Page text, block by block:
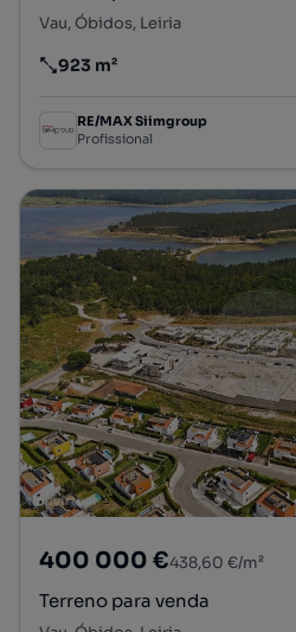
Vau, Óbidos, Leiria
Preço por metro quadrado
923 m²
RE/MAX Siimgroup
Profissional
400 000 €438,60 €/m²
Terreno para venda